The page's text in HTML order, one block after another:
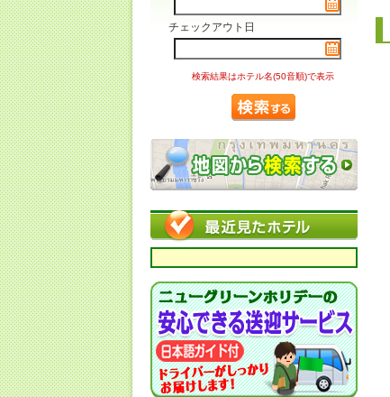
チェックアウト日
検索結果はホテル名(50音順)で表示